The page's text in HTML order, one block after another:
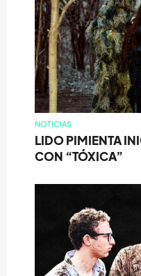
NOTICIAS
LIDO PIMIENTA
CON “TÓXICA”